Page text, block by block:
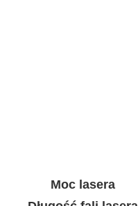
Moc lasera